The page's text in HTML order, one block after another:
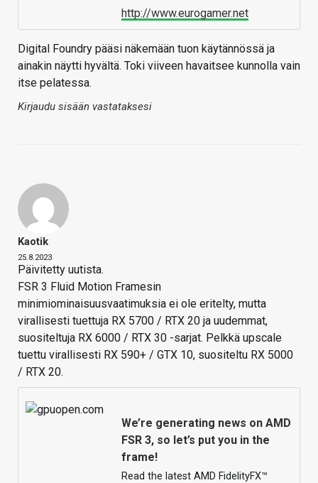
http://www.eurogamer.net
Digital Foundry pääsi näkemään tuon käytännössä ja
ainakin näytti hyvältä. Toki viiveen havaitsee kunnolla vain
itse pelatessa.
Kirjaudu sisään vastataksesi
Kaotik
25.8.2023
Päivitetty uutista.
FSR 3 Fluid Motion Framesin
minimiominaisuusvaatimuksia ei ole eritelty, mutta
virallisesti tuettuja RX 5700 / RTX 20 ja uudemmat,
suositeltuja RX 6000 / RTX 30 -sarjat. Pelkkä upscale
tuettu virallisesti RX 590+ / GTX 10, suositeltu RX 5000
/ RTX 20.
We’re generating news on AMD
FSR 3, so let’s put you in the
frame!
Read the latest AMD FidelityFX™